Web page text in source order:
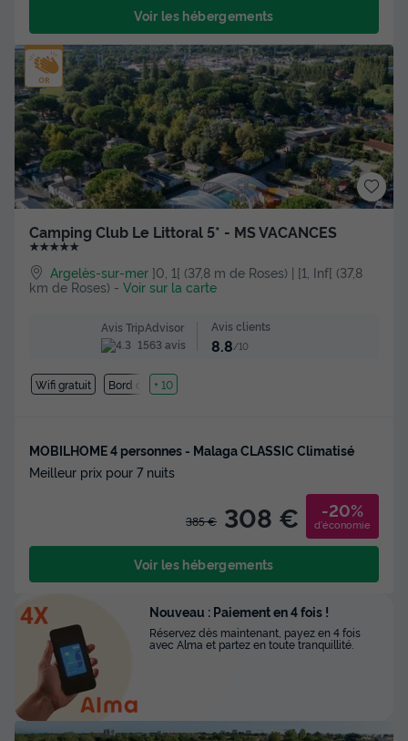
Voir les hébergements
Camping Club Le Littoral 5* - MS VACANCES
★★★★★
Argelès-sur-mer ]0, 1[ (37,8 m de Roses) | [1, Inf[ (37,8
km de Roses) - Voir sur la carte
Avis TripAdvisor
1563 avis
Avis clients
8.8 /10
Wifi gratuit Bord de mer
+ 10
MOBILHOME 4 personnes - Malaga CLASSIC Climatisé
Meilleur prix pour 7 nuits
385 € 308 € -20%
d'économie
Voir les hébergements
Nouveau : Paiement en 4 fois !
Réservez dès maintenant, payez en 4 fois
avec Alma et partez en toute tranquillité.